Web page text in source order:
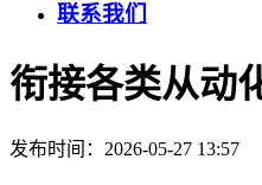
联系我们
衔接各类从动
发布时间：2026-05-27 13:57